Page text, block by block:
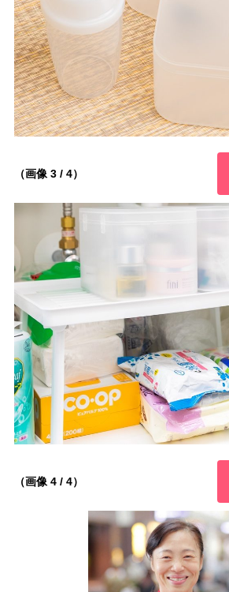
（画像 3 / 4）
（画像 4 / 4）